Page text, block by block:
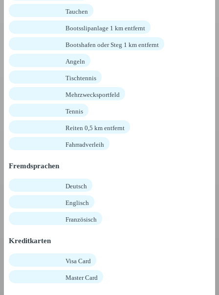
Tauchen
Bootsslipanlage 1 km entfernt
Bootshafen oder Steg 1 km entfernt
Angeln
Tischtennis
Mehrzwecksportfeld
Tennis
Reiten 0,5 km entfernt
Fahrradverleih
Fremdsprachen
Deutsch
Englisch
Französisch
Kreditkarten
Visa Card
Master Card